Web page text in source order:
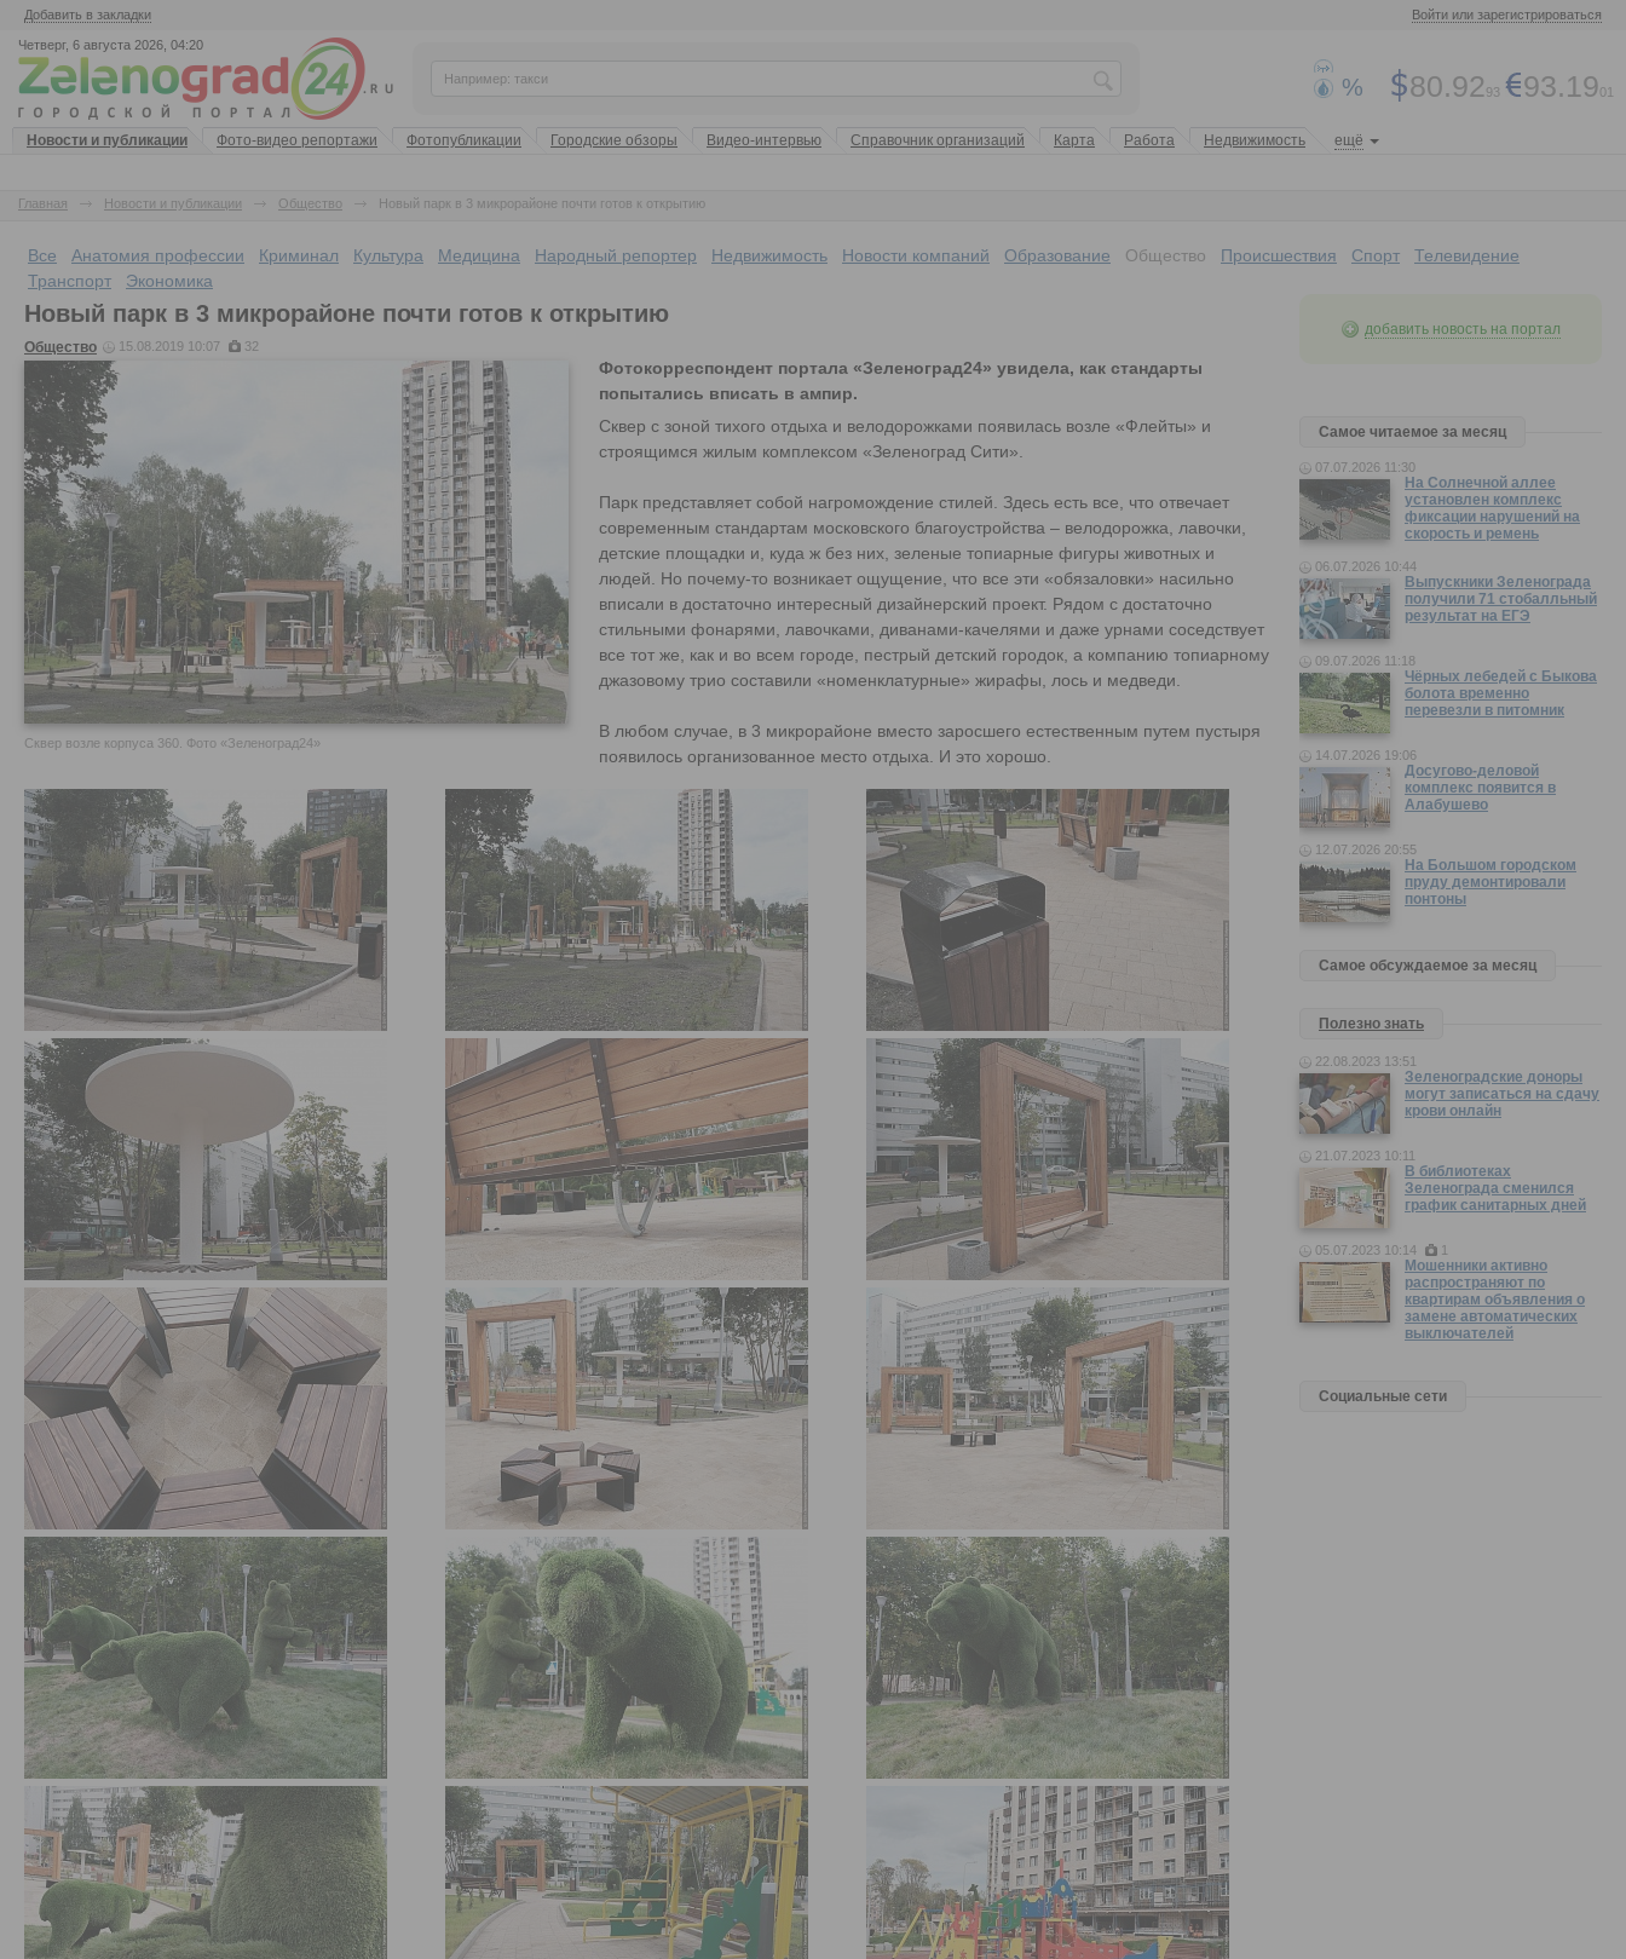
Добавить в закладки Войти или зарегистрироваться
Четверг, 6 августа 2026, 04:20
% 80.92 93 93.1901
Новости и публикации Фото-видео репортажи Фотопубликации Городские обзоры Видео-интервью Справочник организаций Карта Работа Недвижимость ещё
Главная Новости и публикации Общество Новый парк в 3 микрорайоне почти готов к открытию
Все Анатомия профессии Криминал Культура Медицина Народный репортер Недвижимость Новости компаний Образование Общество Происшествия Спорт
Телевидение
Транспорт
Экономика
Новый парк в 3 микрорайоне почти готов к открытию
Общество 15.08.2019 10:07 32
Сквер возле корпуса 360. Фото «Зеленоград24»
Фотокорреспондент портала «Зеленоград24» увидела, как стандарты
попытались вписать в ампир.
Сквер с зоной тихого отдыха и велодорожками появилась возле «Флейты» и
строящимся жилым комплексом «Зеленоград Сити».
Парк представляет собой нагромождение стилей. Здесь есть все, что отвечает
современным стандартам московского благоустройства – велодорожка, лавочки,
детские площадки и, куда ж без них, зеленые топиарные фигуры животных и
людей. Но почему-то возникает ощущение, что все эти «обязаловки» насильно
вписали в достаточно интересный дизайнерский проект. Рядом с достаточно
стильными фонарями, лавочками, диванами-качелями и даже урнами соседствует
все тот же, как и во всем городе, пестрый детский городок, а компанию топиарному
джазовому трио составили «номенклатурные» жирафы, лось и медведи.
В любом случае, в 3 микрорайоне вместо заросшего естественным путем пустыря
появилось организованное место отдыха. И это хорошо.
добавить новость на портал
Самое читаемое за месяц
07.07.2026 11:30
На Солнечной аллее
установлен комплекс
фиксации нарушений на
скорость и ремень
06.07.2026 10:44
Выпускники Зеленограда
получили 71 стобалльный
результат на ЕГЭ
09.07.2026 11:18
Чёрных лебедей с Быкова
болота временно
перевезли в питомник
14.07.2026 19:06
Досугово-деловой
комплекс появится в
Алабушево
12.07.2026 20:55
На Большом городском
пруду демонтировали
понтоны
Самое обсуждаемое за месяц
Полезно знать
22.08.2023 13:51
Зеленоградские доноры
могут записаться на сдачу
крови онлайн
21.07.2023 10:11
В библиотеках
Зеленограда сменился
график санитарных дней
05.07.2023 10:14 1
Мошенники активно
распространяют по
квартирам объявления о
замене автоматических
выключателей
Социальные сети